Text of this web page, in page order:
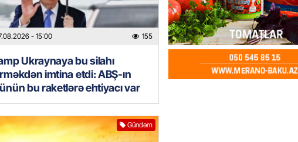
- 15:00 155
Ukraynaya bu silahı
imtina etdi: ABŞ-ın
bu raketlərə ehtiyacı var
Gündəm
GÜNDƏM
Kartdan karta istədiyiniz qədər
köçürmə edə bilərsiniz – VİDEO
07.08.2026- 14:00
MANŞET